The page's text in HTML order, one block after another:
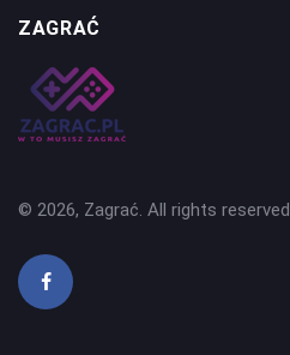
ZAGRAĆ
© 2026, Zagrać. All rights reserved